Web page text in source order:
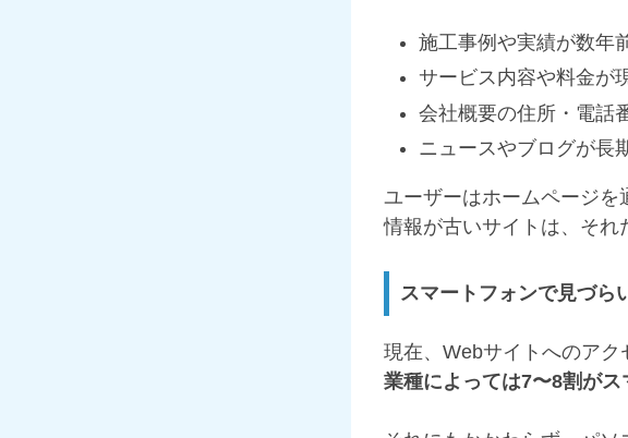
施工事例や実績が数年
サービス内容や料金が
会社概要の住所・電話
ニュースやブログが長
ユーザーはホームページを
情報が古いサイトは、それ
スマートフォンで見づら
現在、Webサイトへのアク
業種によっては7〜8割がス